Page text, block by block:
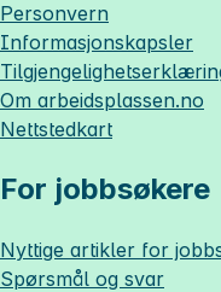
Personvern
Informasjonskapsler
Om arbeidsplassen.no
Nettstedkart
For jobbsøkere
Nyttige artikler for
Spørsmål og svar